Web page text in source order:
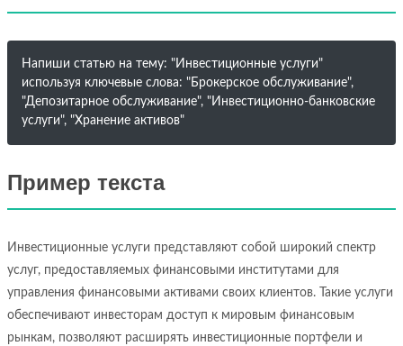
Напиши статью на тему: "Инвестиционные услуги"
используя ключевые слова: "Брокерское обслуживание",
"Депозитарное обслуживание", "Инвестиционно-банковские
услуги", "Хранение активов"
Пример текста
Инвестиционные услуги представляют собой широкий спектр
услуг, предоставляемых финансовыми институтами для
управления финансовыми активами своих клиентов. Такие услуги
обеспечивают инвесторам доступ к мировым финансовым
рынкам, позволяют расширять инвестиционные портфели и